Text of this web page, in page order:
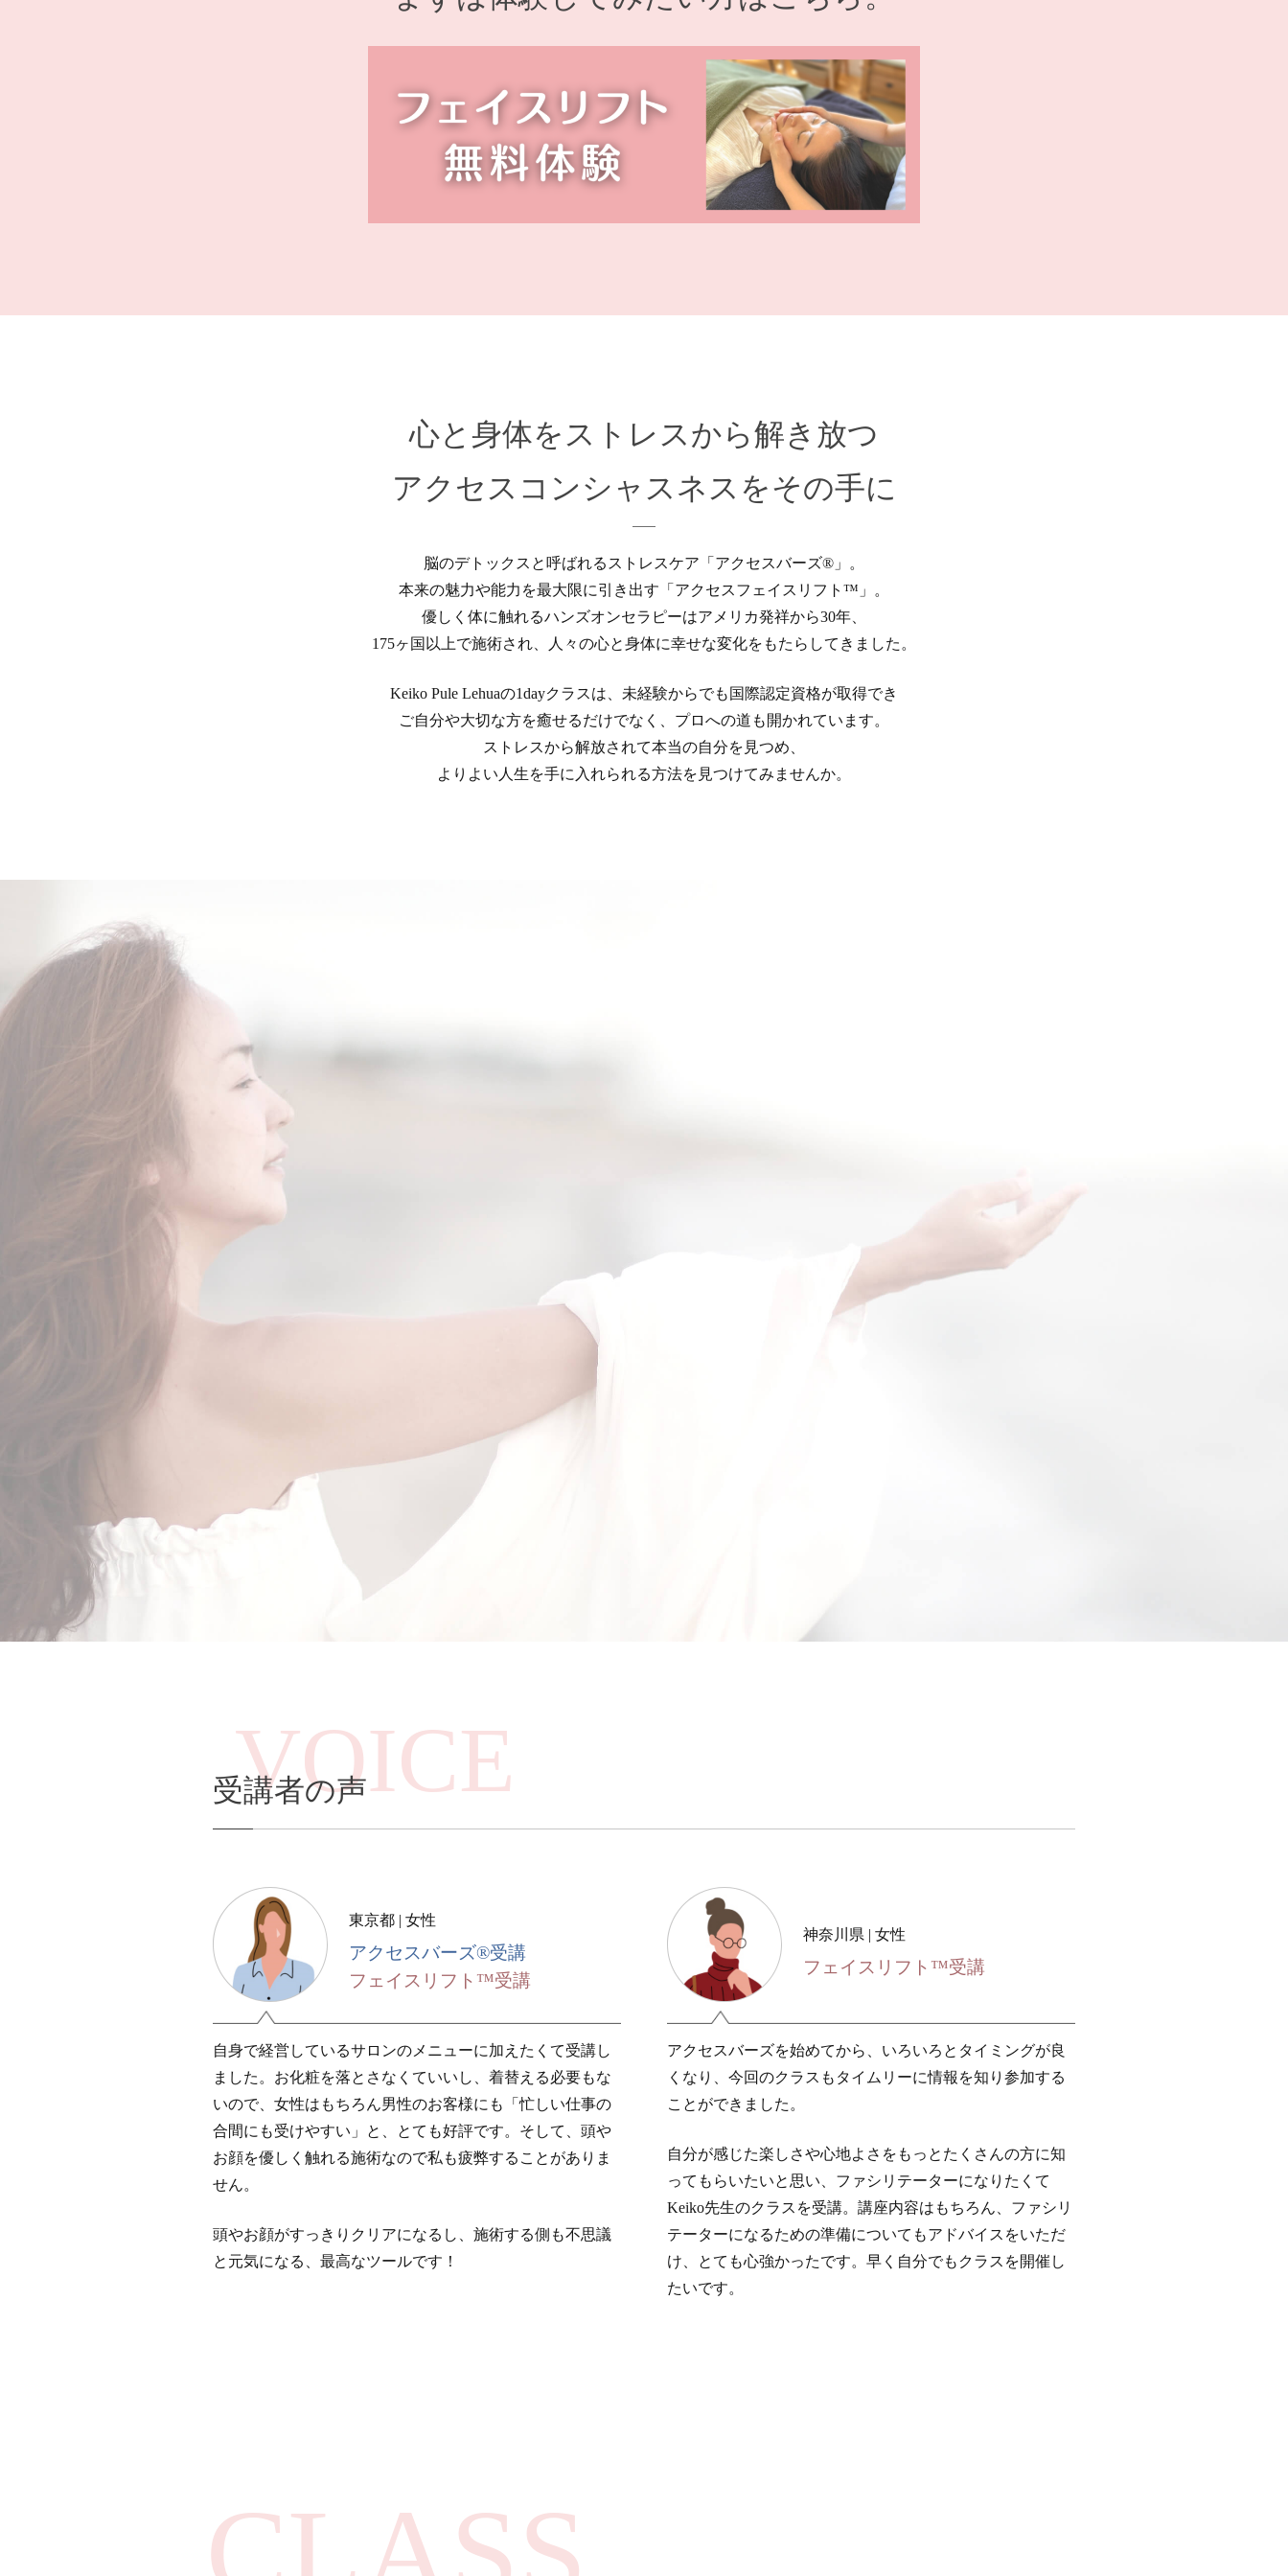
心と身体を ストレスから解き放つ
アクセスコンシャスネスをその手に
脳のデトックスと呼ばれるストレスケア「アクセスバーズ®」。
本来の魅力や能力を最大限に引き出す「アクセスフェイスリフト™」。
優しく体に触れるハンズオンセラピーはアメリカ発祥から30年、
175ヶ国以上で施術され、人々の心と身体に幸せな変化をもたらしてきました。
Keiko Pule Lehuaの1dayクラスは、未経験からでも国際認定資格が取得でき
ご自分や大切な方を癒せるだけでなく、プロへの道も開かれています。
ストレスから解放されて本当の自分を見つめ、
よりよい人生を手に入れられる方法を見つけてみませんか。
VOICE
受講者の声
東京都 | 女性
アクセスバーズ®受講
フェイスリフト™受講
自身で経営しているサロンのメニューに加えたくて受講し
ました。お化粧を落とさなくていいし、着替える必要もな
いので、女性はもちろん男性のお客様にも「忙しい仕事の
合間にも受けやすい」と、とても好評です。そして、頭や
お顔を優しく触れる施術なので私も疲弊することがありま
せん。
頭やお顔がすっきりクリアになるし、施術する側も不思議
と元気になる、最高なツールです！
神奈川県 | 女性
フェイスリフト™受講
アクセスバーズを始めてから、いろいろとタイミングが良
くなり、今回のクラスもタイムリーに情報を知り参加する
ことができました。
自分が感じた楽しさや心地よさをもっとたくさんの方に知
ってもらいたいと思い、ファシリテーターになりたくて
Keiko先生のクラスを受講。講座内容はもちろん、ファシリ
テーターになるための準備についてもアドバイスをいただ
け、とても心強かったです。早く自分でもクラスを開催し
たいです。